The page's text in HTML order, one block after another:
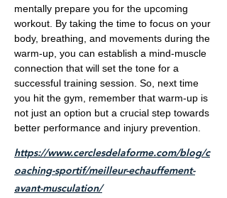
mentally prepare you for the upcoming
workout. By taking the time to focus on your
body, breathing, and movements during the
warm-up, you can establish a mind-muscle
connection that will set the tone for a
successful training session. So, next time
you hit the gym, remember that warm-up is
not just an option but a crucial step towards
better performance and injury prevention.
https://www.cerclesdelaforme.com/blog/c
oaching-sportif/meilleur-echauffement-
avant-musculation/